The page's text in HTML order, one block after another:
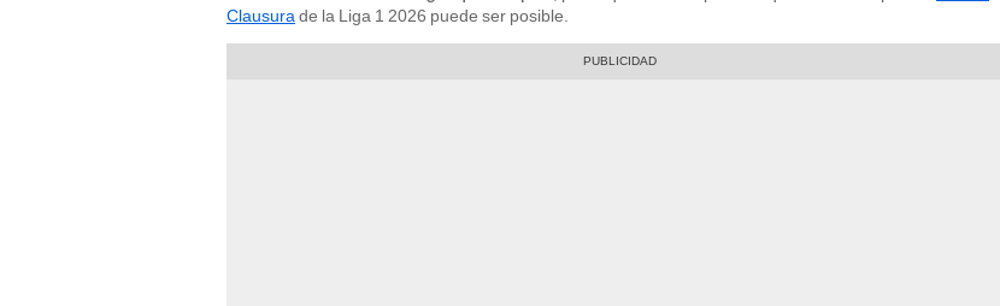
Clausura de la Liga 1 2026 puede ser posible.